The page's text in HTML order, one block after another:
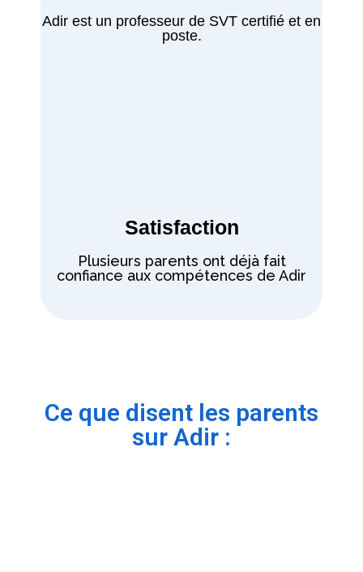
Adir est un professeur de SVT certifié et en
poste.
Satisfaction
Plusieurs parents ont déjà fait
confiance aux compétences de Adir
Ce que disent les parents
sur Adir :